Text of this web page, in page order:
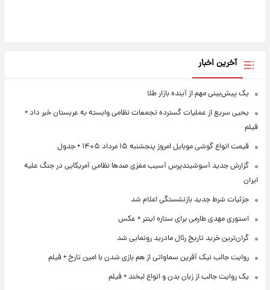
آخرین اخبار
یک پیش‌بینی مهم از آینده بازار طلا
یحیی سریع از عملیات گسترده تجمعات نظامی وابسته به عربستان خبر داد +
فیلم
قیمت انواع گوشی موبایل امروز پنجشنبه ۱۵ مرداد ۱۴۰۵ + جدول
گزارش جدید آسوشیتدپرس آسیب مغزی صدها نظامی آمریکایی در جنگ علیه
ایران
جزئیات شرط جدید بازنشستگی اعلام شد
استوری مهدی طارمی برای ستاره اینتر + عکس
گران‌ترین خرید تاریخ رئال مادرید رونمایی شد
روایت جالب نیک آفرین سماواتی از هم بازی شدن با امین تارخ + فیلم
یک روایت جالب از زبان بدن و انواع لبخند + فیلم